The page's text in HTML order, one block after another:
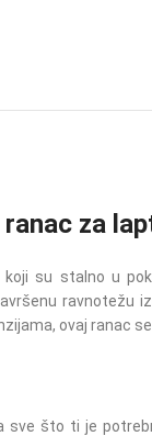
ranac za
su stalno u
ovaj ranac
što ti je